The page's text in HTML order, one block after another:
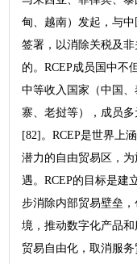
甸、越南）发起，与
签署，以消除关税及
的。RCEP成员国中不
中等收入国家（中国
寨、老挝等），成员
[82]。RCEP是世界上
潜力的自由贸易区，
遇。RCEP的目标是建
步消除内部贸易壁垒
境，推动数字化产品
贸易自由化，取消服务